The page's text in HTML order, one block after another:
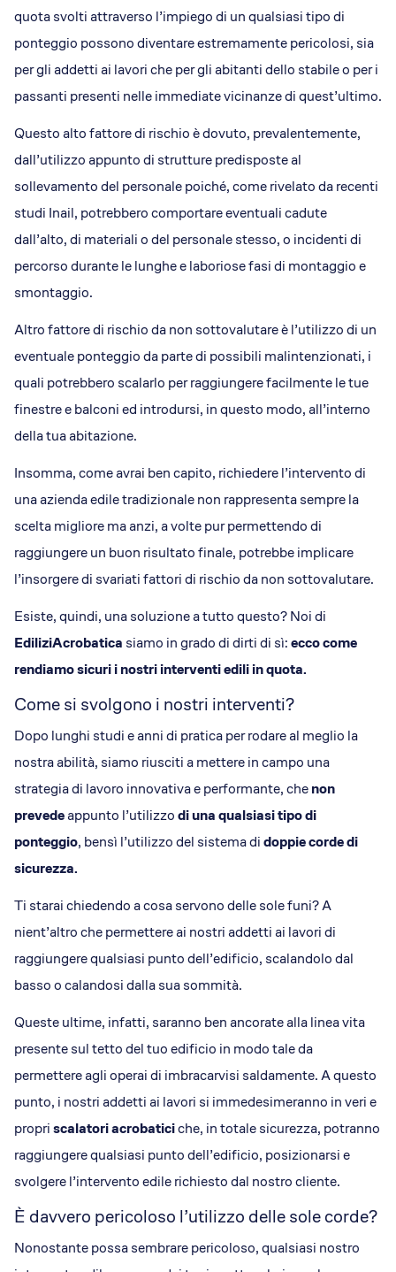
quota svolti attraverso l’impiego di un qualsiasi tipo di
ponteggio possono diventare estremamente pericolosi, sia
per gli addetti ai lavori che per gli abitanti dello stabile o per i
passanti presenti nelle immediate vicinanze di quest’ultimo.
Questo alto fattore di rischio è dovuto, prevalentemente,
dall’utilizzo appunto di strutture predisposte al
sollevamento del personale poiché, come rivelato da recenti
studi Inail, potrebbero comportare eventuali cadute
dall’alto, di materiali o del personale stesso, o incidenti di
percorso durante le lunghe e laboriose fasi di montaggio e
smontaggio.
Altro fattore di rischio da non sottovalutare è l’utilizzo di un
eventuale ponteggio da parte di possibili malintenzionati, i
quali potrebbero scalarlo per raggiungere facilmente le tue
finestre e balconi ed introdursi, in questo modo, all’interno
della tua abitazione.
Insomma, come avrai ben capito, richiedere l’intervento di
una azienda edile tradizionale non rappresenta sempre la
scelta migliore ma anzi, a volte pur permettendo di
raggiungere un buon risultato finale, potrebbe implicare
l’insorgere di svariati fattori di rischio da non sottovalutare.
Esiste, quindi, una soluzione a tutto questo? Noi di
EdiliziAcrobatica siamo in grado di dirti di sì:ecco come
rendiamo sicuri i nostri interventi edili in quota.
Come si svolgono i nostri interventi?
Dopo lunghi studi e anni di pratica per rodare al meglio la
nostra abilità, siamo riusciti a mettere in campo una
strategia di lavoro innovativa e performante, chenon
prevedeappunto l’utilizzodi una qualsiasi tipo di
ponteggio, bensì l’utilizzo del sistema didoppie corde di
sicurezza.
Ti starai chiedendo a cosa servono delle sole funi? A
nient’altro che permettere ai nostri addetti ai lavori di
raggiungere qualsiasi punto dell’edificio, scalandolo dal
basso o calandosi dalla sua sommità.
Queste ultime, infatti, saranno ben ancorate alla linea vita
presente sul tetto del tuo edificio in modo tale da
permettere agli operai di imbracarvisi saldamente. A questo
punto, i nostri addetti ai lavori si immedesimeranno in veri e
propriscalatori acrobaticiche, in totale sicurezza, potranno
raggiungere qualsiasi punto dell’edificio, posizionarsi e
svolgere l’intervento edile richiesto dal nostro cliente.
È davvero pericoloso l’utilizzo delle sole corde?
Nonostante possa sembrare pericoloso, qualsiasi nostro